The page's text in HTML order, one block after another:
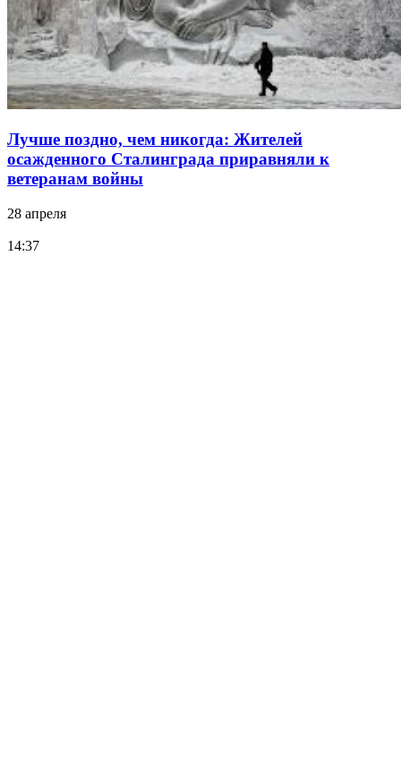
Лучше поздно, чем никогда: Жителей
осажденного Сталинграда приравняли к
ветеранам войны
28 апреля
14:37